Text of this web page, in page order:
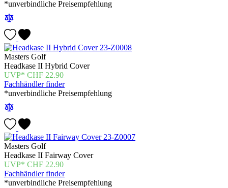
*unverbindliche Preisempfehlung
Masters Golf
Headkase II Hybrid Cover
CHF 22.90
Fachhändler finder
*unverbindliche Preisempfehlung
Masters Golf
Headkase II Fairway Cover
CHF 22.90
Fachhändler finder
*unverbindliche Preisempfehlung